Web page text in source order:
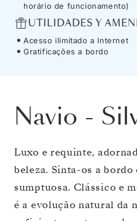
horário de funcionamento)
UTILIDADES Y
Acesso ilimitado a Internet
Gratificações a bordo
Navio -
Luxo e requinte,
beleza. Sinta-os a bordo
sumptuosa. Clássico e
é a evolução natural da